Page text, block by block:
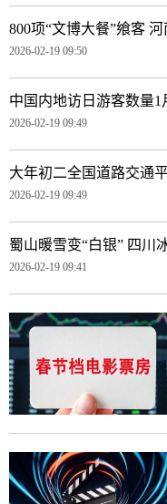
800项“文博大餐”飨客
2026-02-19 09:50
中国内地访日游客数量1
2026-02-19 09:49
大年初二全国道路交通
2026-02-19 09:49
蜀山暖雪变“白银” 四川
2026-02-19 09:41